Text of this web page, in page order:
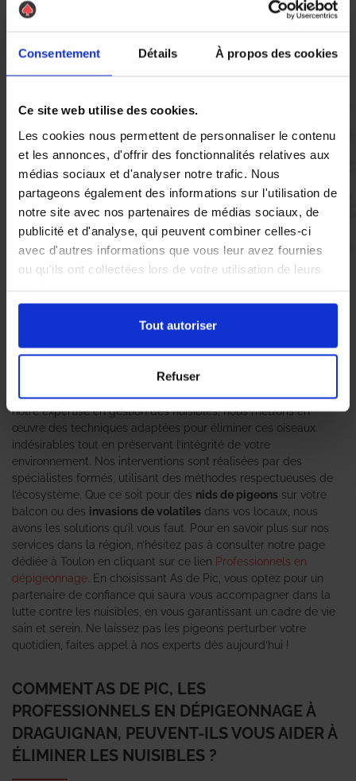
Consentement Détails À propos des cookies
Ce site web utilise des cookies.
Les cookies nous permettent de personnaliser le contenu
et les annonces, d'offrir des fonctionnalités relatives aux
médias sociaux et d'analyser notre trafic. Nous
partageons également des informations sur l'utilisation de
notre site avec nos partenaires de médias sociaux, de
publicité et d'analyse, qui peuvent combiner celles-ci
avec d'autres informations que vous leur avez fournies
ou qu'ils ont collectées lors de votre utilisation de leurs
Tout autoriser
Refuser
chèque, un reçu CB et une facture vous sont envoyés par
mail.
Etape 5 :
Vous évaluez la prestation
Vous recevez une demande d’évaluation de votre expérience
avec l’équipe AS DE PIC.
À Draguignan, la présence de pigeons peut rapidement devenir
un véritable fléau pour les particuliers et les entreprises. Les
Professionnels en dépigeonnaged’As de Pic sont là pour vous
offrir une solution efficace et rapide à ce problème. Grâce à
notre expertise en gestion des nuisibles, nous mettons en
œuvre des techniques adaptées pour éliminer ces oiseaux
indésirables tout en préservant l’intégrité de votre
environnement. Nos interventions sont réalisées par des
spécialistes formés, utilisant des méthodes respectueuses de
l’écosystème. Que ce soit pour des nids de pigeons sur votre
balcon ou des invasions de volatiles dans vos locaux, nous
avons les solutions qu’il vous faut. Pour en savoir plus sur nos
services dans la région, n’hésitez pas à consulter notre page
dédiée à Toulon en cliquant sur ce lien Professionnels en
dépigeonnage . En choisissant As de Pic, vous optez pour un
partenaire de confiance qui saura vous accompagner dans la
lutte contre les nuisibles, en vous garantissant un cadre de vie
sain et serein. Ne laissez pas les pigeons perturber votre
quotidien, faites appel à nos experts dès aujourd’hui !
COMMENT AS DE PIC, LES
PROFESSIONNELS EN DÉPIGEONNAGE À
DRAGUIGNAN, PEUVENT-ILS VOUS AIDER À
ÉLIMINER LES NUISIBLES ?